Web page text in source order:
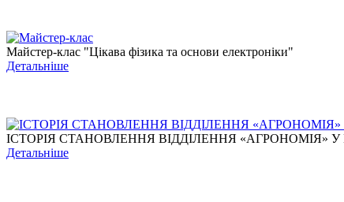
Майстер-клас "Цікава фізика та основи електроніки"
Детальніше
ІСТОРІЯ СТАНОВЛЕННЯ ВІДДІЛЕННЯ «АГРОНОМІЯ»
Детальніше